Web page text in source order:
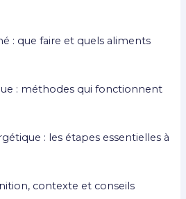
: que faire et quels aliments
: méthodes qui fonctionnent
: les étapes essentielles à
contexte et conseils